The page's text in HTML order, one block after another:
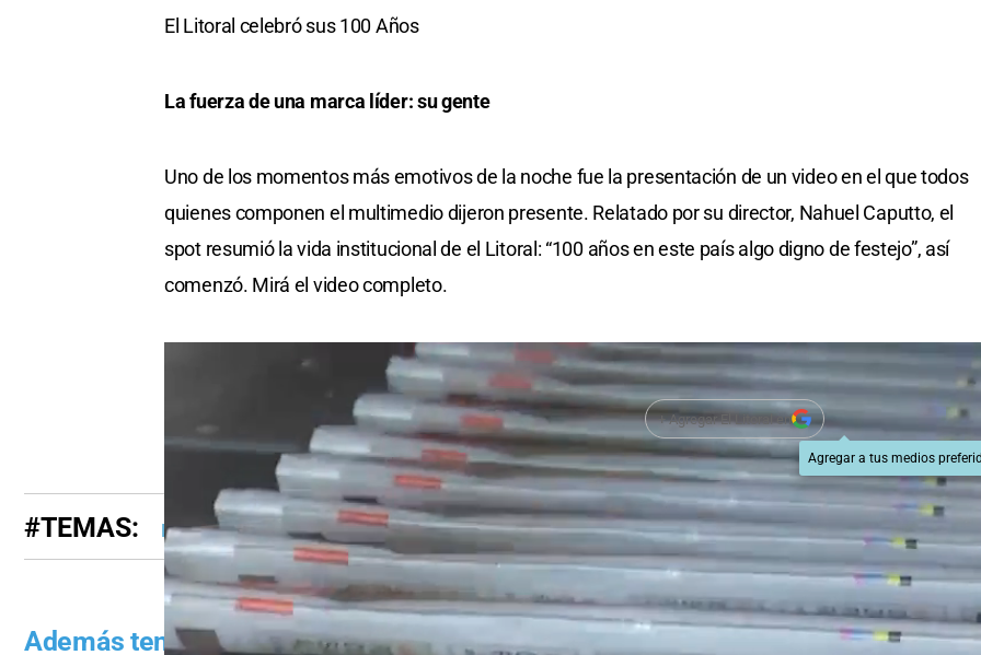
El Litoral celebró sus 100 Años
La fuerza de una marca líder: su gente
Uno de los momentos más emotivos de la noche fue la presentación de un video en el que todos
quienes componen el multimedio dijeron presente. Relatado por su director, Nahuel Caputto, el
spot resumió la vida institucional de el Litoral: “100 años en este país algo digno de festejo”, así
comenzó. Mirá el video completo.
+ Agregar El Litoral en
Agregar a tus medios
#TEMAS: El Litoral 100 Años Nahuel Caputto
Además tenés que leer: